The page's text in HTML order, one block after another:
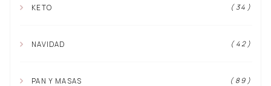
KETO ( 34 )
NAVIDAD ( 42 )
PAN Y MASAS ( 89 )